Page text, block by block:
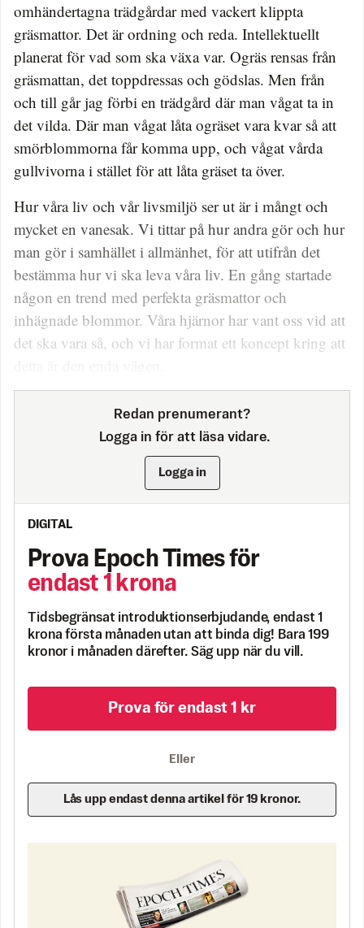
omhändertagna trädgårdar med vackert klippta
gräsmattor. Det är ordning och reda. Intellektuellt
planerat för vad som ska växa var. Ogräs rensas från
gräsmattan, det toppdressas och gödslas. Men från
och till går jag förbi en trädgård där man vågat ta in
det vilda. Där man vågat låta ogräset vara kvar så att
smörblommorna får komma upp, och vågat vårda
gullvivorna i stället för att låta gräset ta över.
Hur våra liv och vår livsmiljö ser ut är i mångt och
mycket en vanesak. Vi tittar på hur andra gör och hur
man gör i samhället i allmänhet, för att utifrån det
bestämma hur vi ska leva våra liv. En gång startade
någon en trend med perfekta gräsmattor och
inhägnade blommor. Våra hjärnor har vant oss vid att
det ska vara så, och vi har format ett koncept kring att
Redan prenumerant?
Logga in för att läsa vidare.
Logga in
DIGITAL
Prova Epoch Times för
endast 1 krona
Tidsbegränsat introduktionserbjudande, endast 1
krona första månaden utan att binda dig! Bara 199
kronor i månaden därefter. Säg upp när du vill.
Prova för endast 1 kr
Eller
Lås upp endast denna artikel för 19 kronor.